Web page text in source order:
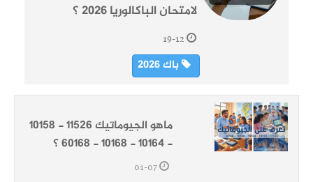
لامتحان الباكالوريا 2026 ؟
باك 2026
ماهو الجيوماتيك 11526 - 10158
- 10164 - 10168 - 60168 ؟